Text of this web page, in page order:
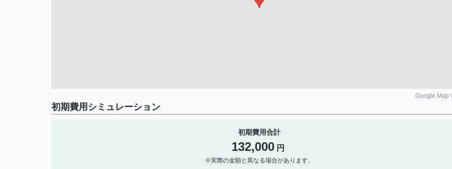
Google Map
初期費用シミュレーション
初期費用合計
132,000 円
※実際の金額と異なる場合があります。